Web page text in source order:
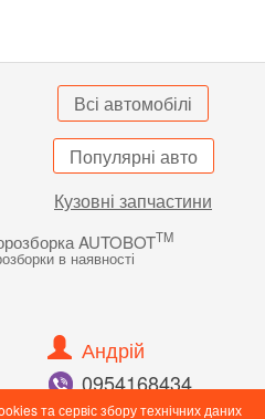
Всі автомобілі
Популярні авто
Кузовні запчастини
AUTOBOTTM
в наявності
Андрій
0954168434
0969894390
та сервіс збору технічних даних